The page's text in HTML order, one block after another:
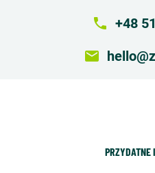
local_phone +48
email
PRZYDATNE